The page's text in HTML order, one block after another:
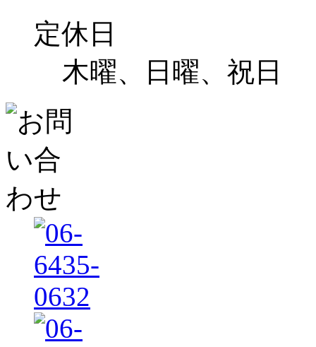
定休日
木曜、日曜、祝日